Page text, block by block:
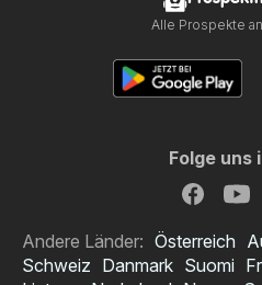
Alle Prospekte
Folge uns
Andere Länder: Österreich
Schweiz Danmark Suomi